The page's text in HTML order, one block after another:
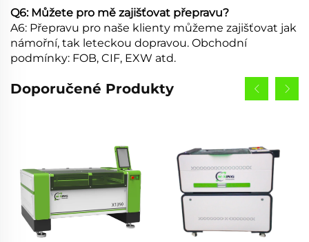
Q6: Můžete pro mě zajišťovat přepravu?
A6: Přepravu pro naše klienty můžeme zajišťovat jak
námořní, tak leteckou dopravou. Obchodní
podmínky: FOB, CIF, EXW atd.
Doporučené Produkty